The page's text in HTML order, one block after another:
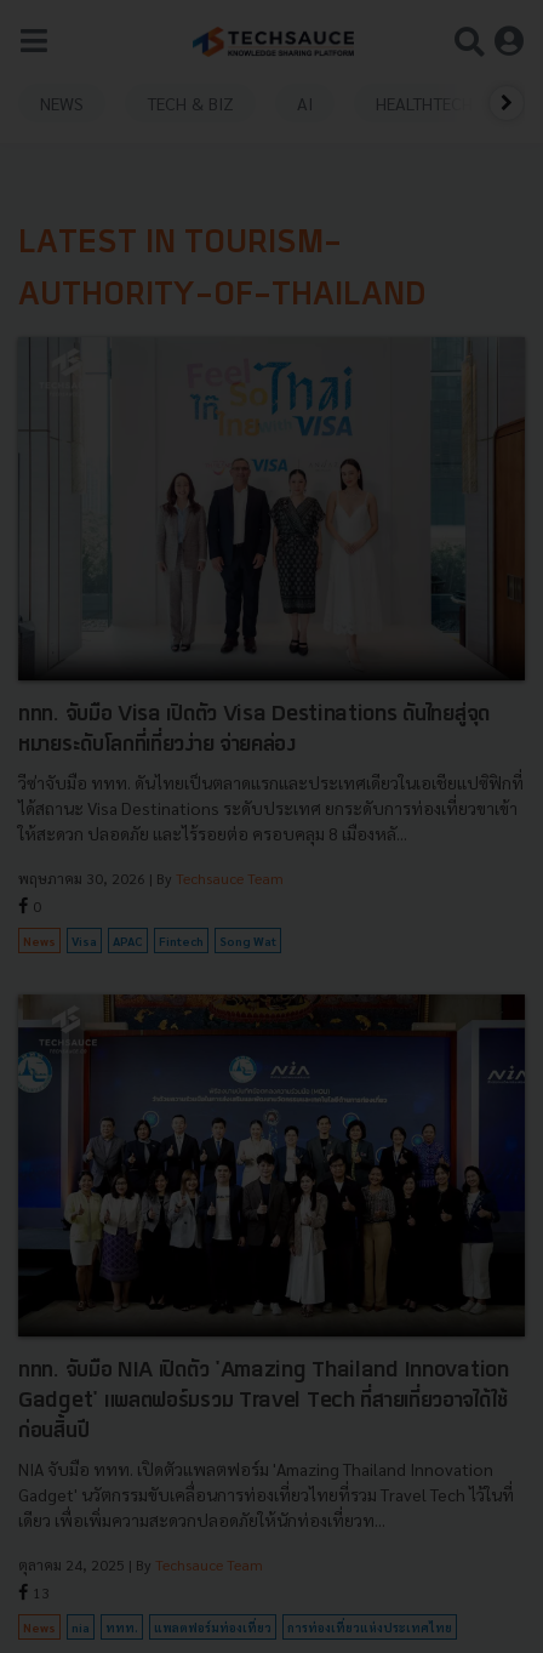
NEWS TECH & BIZ AI HEALTHTECH
LATEST IN TOURISM-
AUTHORITY-OF-THAILAND
ททท. จับมือ Visa เปิดตัว Visa Destinations ดันไทยสู่จุด
หมายระดับโลกที่เที่ยวง่าย จ่ายคล่อง
วีซ่าจับมือ ททท. ดันไทยเป็นตลาดแรกและประเทศเดียวในเอเชียแปซิฟิกที่
ได้สถานะ Visa Destinations ระดับประเทศ ยกระดับการท่องเที่ยวขาเข้า
ให้สะดวก ปลอดภัย และไร้รอยต่อ ครอบคลุม 8 เมืองหลั...
พฤษภาคม 30, 2026 | By Techsauce Team
0
News Visa APAC Fintech Song Wat
ททท. จับมือ NIA เปิดตัว 'Amazing Thailand Innovation
Gadget' แพลตฟอร์มรวม Travel Tech ที่สายเที่ยวอาจได้ใช้
ก่อนสิ้นปี
NIA จับมือ ททท. เปิดตัวแพลตฟอร์ม 'Amazing Thailand Innovation
Gadget' นวัตกรรมขับเคลื่อนการท่องเที่ยวไทยที่รวม Travel Tech ไว้ในที่
เดียว เพื่อเพิ่มความสะดวกปลอดภัยให้นักท่องเที่ยวท...
ตุลาคม 24, 2025 | By Techsauce Team
13
News nia ททท. แพลตฟอร์มท่องเที่ยว การท่องเที่ยวแห่งประเทศไทย